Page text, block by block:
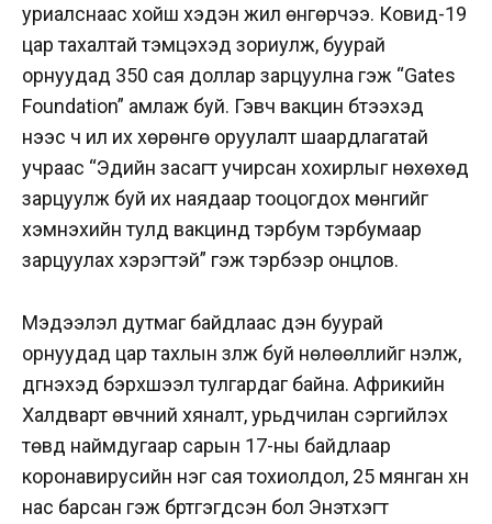
уриалснаас хойш хэдэн жил өнгөрчээ. Ковид-19
цар тахалтай тэмцэхэд зориулж, буурай
орнуудад 350 сая доллар зарцуулна гэж “Gates
Foundation” амлаж буй. Гэвч вакцин бүтээхэд
үүнээс ч илүү их хөрөнгө оруулалт шаардлагатай
учраас “Эдийн засагт учирсан хохирлыг нөхөхөд
зарцуулж буй их наядаар тооцогдох мөнгийг
хэмнэхийн тулд вакцинд тэрбум тэрбумаар
зарцуулах хэрэгтэй” гэж тэрбээр онцлов.
Мэдээлэл дутмаг байдлаас үүдэн буурай
орнуудад цар тахлын үзүүлж буй нөлөөллийг үнэлж,
дүгнэхэд бэрхшээл тулгардаг байна. Африкийн
Халдварт өвчний хяналт, урьдчилан сэргийлэх
төвд наймдугаар сарын 17-ны байдлаар
коронавирусийн нэг сая тохиолдол, 25 мянган хүн
нас барсан гэж бүртгэгдсэн бол Энэтхэгт